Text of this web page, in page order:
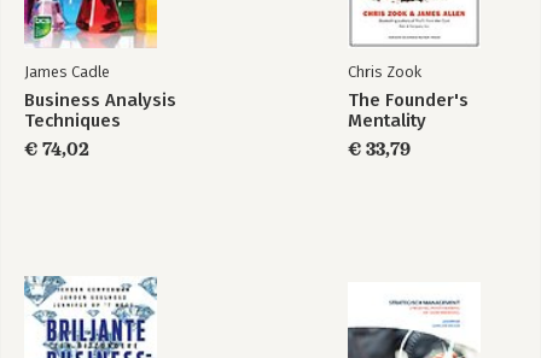
James Cadle
Business Analysis
Techniques
€ 74,02
Chris Zook
The Founder's
Mentality
€ 33,79